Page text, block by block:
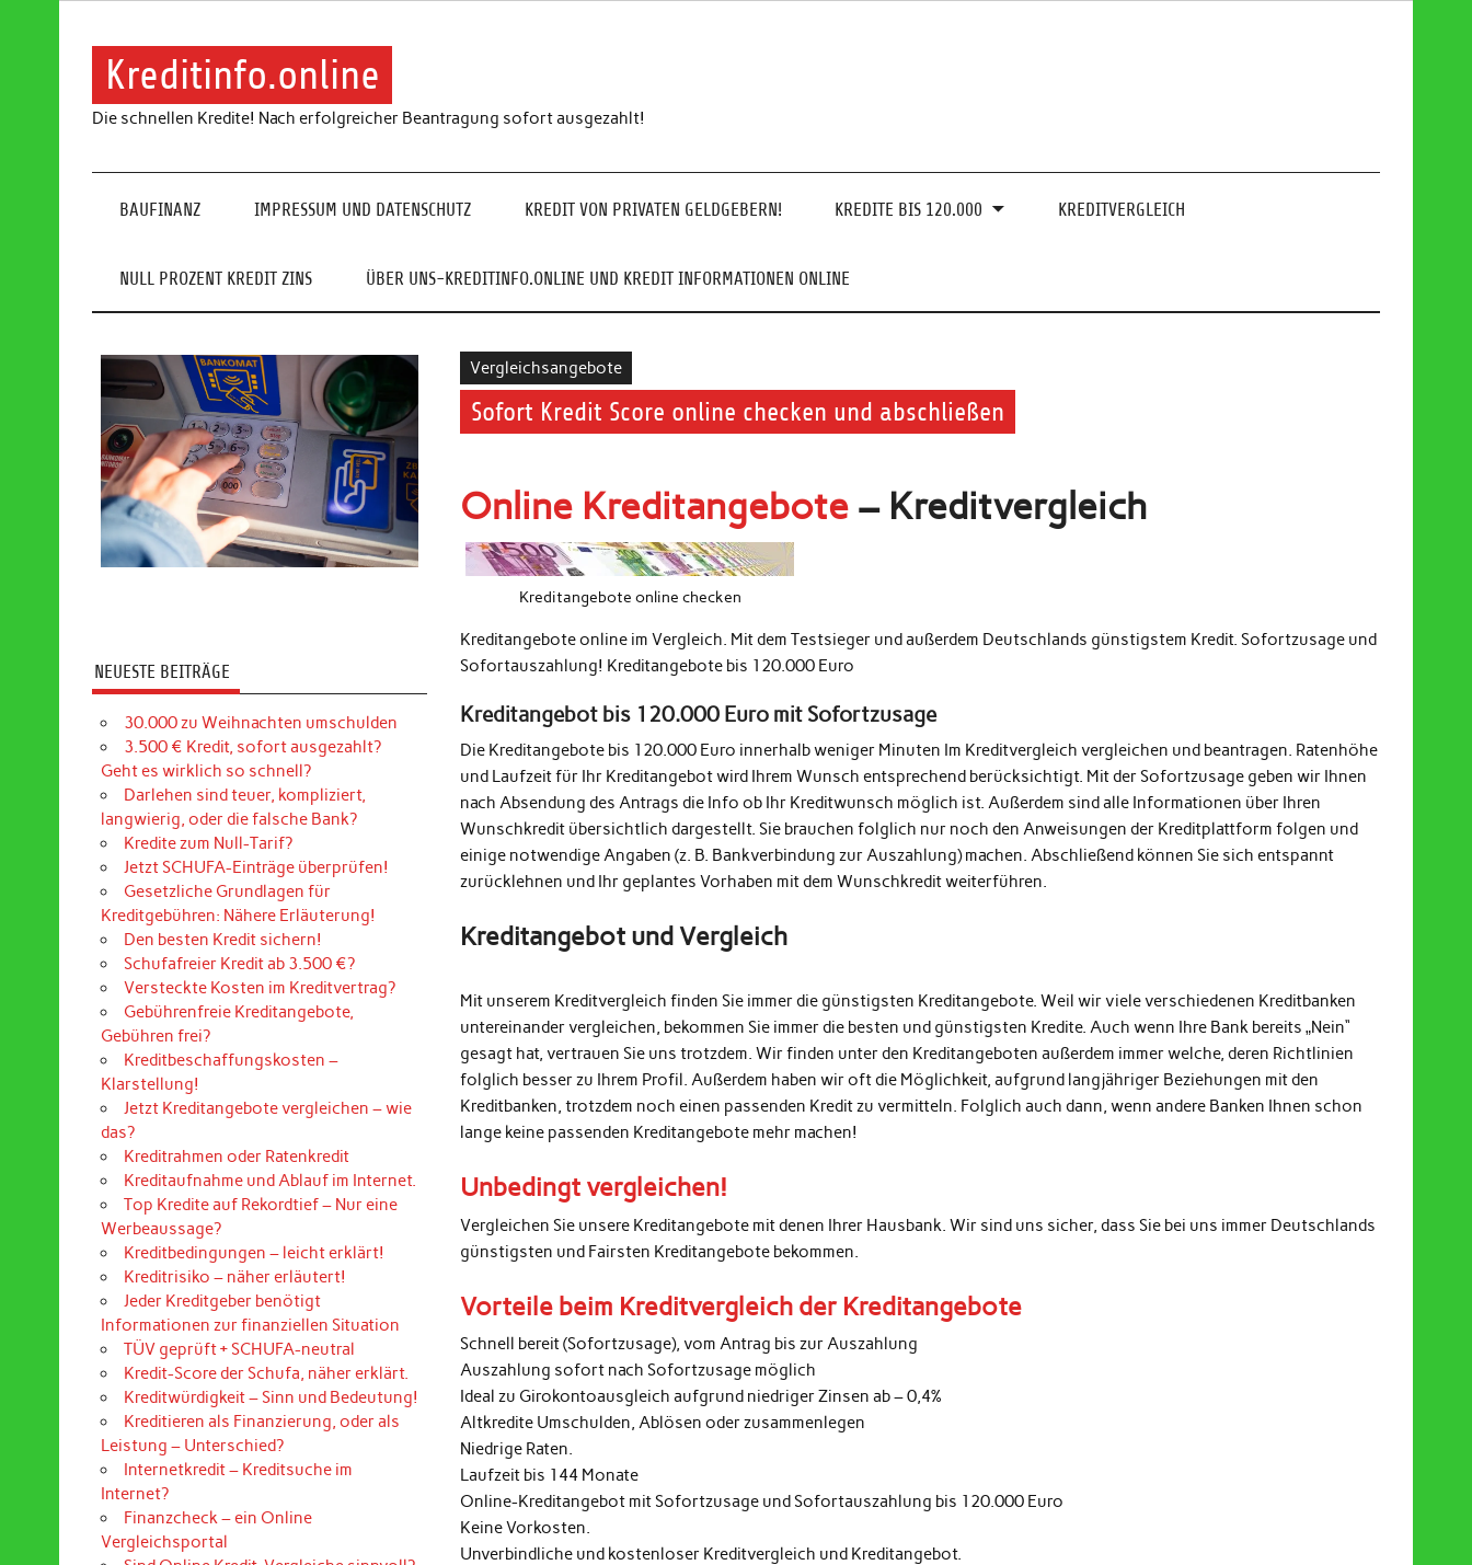
Kreditinfo.online
Die schnellen Kredite! Nach erfolgreicher Beantragung sofort ausgezahlt!
BAUFINANZ IMPRESSUM UND DATENSCHUTZ KREDIT VON PRIVATEN GELDGEBERN! KREDITE BIS 120.000 KREDITVERGLEICH
NULL PROZENT KREDIT ZINS ÜBER UNS-KREDITINFO.ONLINE UND KREDIT INFORMATIONEN ONLINE
Vergleichsangebote
Sofort Kredit Score online checken und abschließen
Online Kreditangebote – Kreditvergleich
Kreditangebote online checken
Kreditangebote online im Vergleich. Mit dem Testsieger und außerdem Deutschlands günstigstem Kredit. Sofortzusage und
Sofortauszahlung! Kreditangebote bis 120.000 Euro
Kreditangebot bis 120.000 Euro mit Sofortzusage
Die Kreditangebote bis 120.000 Euro innerhalb weniger Minuten Im Kreditvergleich vergleichen und beantragen. Ratenhöhe
und Laufzeit für Ihr Kreditangebot wird Ihrem Wunsch entsprechend berücksichtigt. Mit der Sofortzusage geben wir Ihnen
nach Absendung des Antrags die Info ob Ihr Kreditwunsch möglich ist. Außerdem sind alle Informationen über Ihren
Wunschkredit übersichtlich dargestellt. Sie brauchen folglich nur noch den Anweisungen der Kreditplattform folgen und
einige notwendige Angaben (z. B. Bankverbindung zur Auszahlung) machen. Abschließend können Sie sich entspannt
zurücklehnen und Ihr geplantes Vorhaben mit dem Wunschkredit weiterführen.
Kreditangebot und Vergleich
Mit unserem Kreditvergleich finden Sie immer die günstigsten Kreditangebote. Weil wir viele verschiedenen Kreditbanken
untereinander vergleichen, bekommen Sie immer die besten und günstigsten Kredite. Auch wenn Ihre Bank bereits „Nein“
gesagt hat, vertrauen Sie uns trotzdem. Wir finden unter den Kreditangeboten außerdem immer welche, deren Richtlinien
folglich besser zu Ihrem Profil. Außerdem haben wir oft die Möglichkeit, aufgrund langjähriger Beziehungen mit den
Kreditbanken, trotzdem noch einen passenden Kredit zu vermitteln. Folglich auch dann, wenn andere Banken Ihnen schon
lange keine passenden Kreditangebote mehr machen!
Unbedingt vergleichen!
Vergleichen Sie unsere Kreditangebote mit denen Ihrer Hausbank. Wir sind uns sicher, dass Sie bei uns immer Deutschlands
günstigsten und Fairsten Kreditangebote bekommen.
Vorteile beim Kreditvergleich der Kreditangebote
Schnell bereit (Sofortzusage), vom Antrag bis zur Auszahlung
Auszahlung sofort nach Sofortzusage möglich
Ideal zu Girokontoausgleich aufgrund niedriger Zinsen ab – 0,4%
Altkredite Umschulden, Ablösen oder zusammenlegen
Niedrige Raten.
Laufzeit bis 144 Monate
Online-Kreditangebot mit Sofortzusage und Sofortauszahlung bis 120.000 Euro
Keine Vorkosten.
Unverbindliche und kostenloser Kreditvergleich und Kreditangebot.
NEUESTE BEITRÄGE
30.000 zu Weihnachten umschulden
3.500 € Kredit, sofort ausgezahlt?
Geht es wirklich so schnell?
Darlehen sind teuer, kompliziert,
langwierig, oder die falsche Bank?
Kredite zum Null-Tarif?
Jetzt SCHUFA-Einträge überprüfen!
Gesetzliche Grundlagen für
Kreditgebühren: Nähere Erläuterung!
Den besten Kredit sichern!
Schufafreier Kredit ab 3.500 €?
Versteckte Kosten im Kreditvertrag?
Gebührenfreie Kreditangebote,
Gebühren frei?
Kreditbeschaffungskosten –
Klarstellung!
Jetzt Kreditangebote vergleichen – wie
das?
Kreditrahmen oder Ratenkredit
Kreditaufnahme und Ablauf im Internet.
Top Kredite auf Rekordtief – Nur eine
Werbeaussage?
Kreditbedingungen – leicht erklärt!
Kreditrisiko – näher erläutert!
Jeder Kreditgeber benötigt
Informationen zur finanziellen Situation
TÜV geprüft + SCHUFA-neutral
Kredit-Score der Schufa, näher erklärt.
Kreditwürdigkeit – Sinn und Bedeutung!
Kreditieren als Finanzierung, oder als
Leistung – Unterschied?
Internetkredit – Kreditsuche im
Internet?
Finanzcheck – ein Online
Vergleichsportal